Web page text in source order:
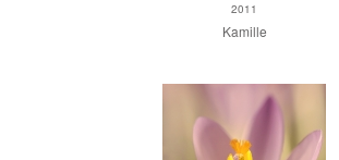
2011
Kamille